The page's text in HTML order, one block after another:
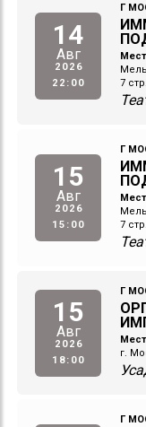
14
Авг
2026
22:00
Г
7
15
Авг
2026
15:00
Г
7
15
Авг
2026
18:00
Г
г.
Г